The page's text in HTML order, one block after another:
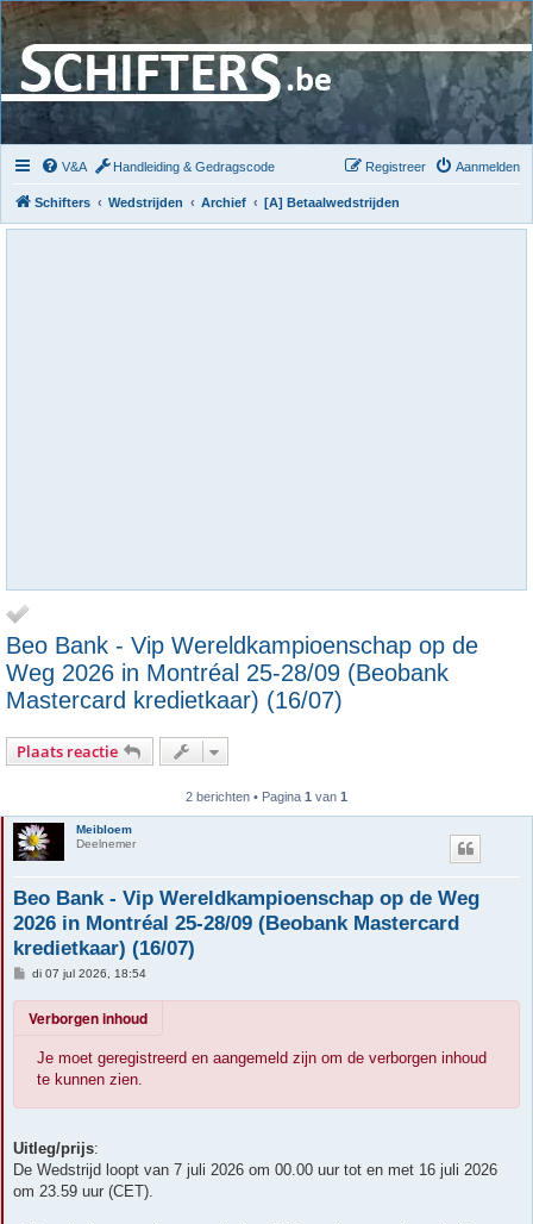
V&A Handleiding & Gedragscode Aanmelden
Registreer
Schifters Wedstrijden Archief [A] Betaalwedstrijden
Beo Bank - Vip Wereldkampioenschap op de
Weg 2026 in Montréal 25-28/09 (Beobank
Mastercard kredietkaar) (16/07)
Plaats reactie
2 berichten • Pagina 1 van 1
Meibloem
Deelnemer
Beo Bank - Vip Wereldkampioenschap op de Weg
2026 in Montréal 25-28/09 (Beobank Mastercard
kredietkaar) (16/07)
B
r
i
di 07 jul 2026, 18:54
Verborgen inhoud
Je moet geregistreerd en aangemeld zijn om de verborgen inhoud
te kunnen zien.
Uitleg/prijs:
De Wedstrijd loopt van 7 juli 2026 om 00.00 uur tot en met 16 juli 2026
om 23.59 uur (CET).